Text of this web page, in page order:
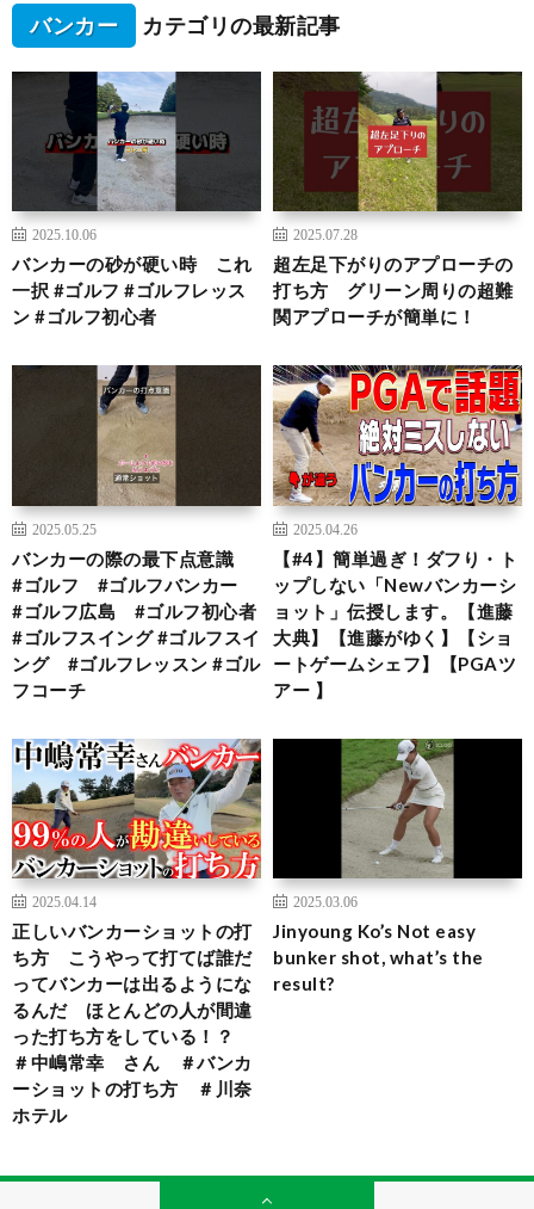
バンカー カテゴリの最新記事
2025.10.06
バンカーの砂が硬い時 これ
一択 #ゴルフ #ゴルフレッス
ン #ゴルフ初心者
2025.07.28
超左足下がりのアプローチの
打ち方 グリーン周りの超難
関アプローチが簡単に！
2025.05.25
バンカーの際の最下点意識
#ゴルフ #ゴルフバンカー
#ゴルフ広島 #ゴルフ初心者
#ゴルフスイング #ゴルフスイ
ング #ゴルフレッスン #ゴル
フコーチ
2025.04.26
【#4】簡単過ぎ！ダフり・ト
ップしない「Newバンカーシ
ョット」伝授します。【進藤
大典】【進藤がゆく】【ショ
ートゲームシェフ】【PGAツ
アー 】
2025.04.14
正しいバンカーショットの打
ち方 こうやって打てば誰だ
ってバンカーは出るようにな
るんだ ほとんどの人が間違
った打ち方をしている！？
＃中嶋常幸 さん ＃バンカ
ーショットの打ち方 ＃川奈
ホテル
2025.03.06
Jinyoung Ko’s Not easy
bunker shot, what’s the
result?